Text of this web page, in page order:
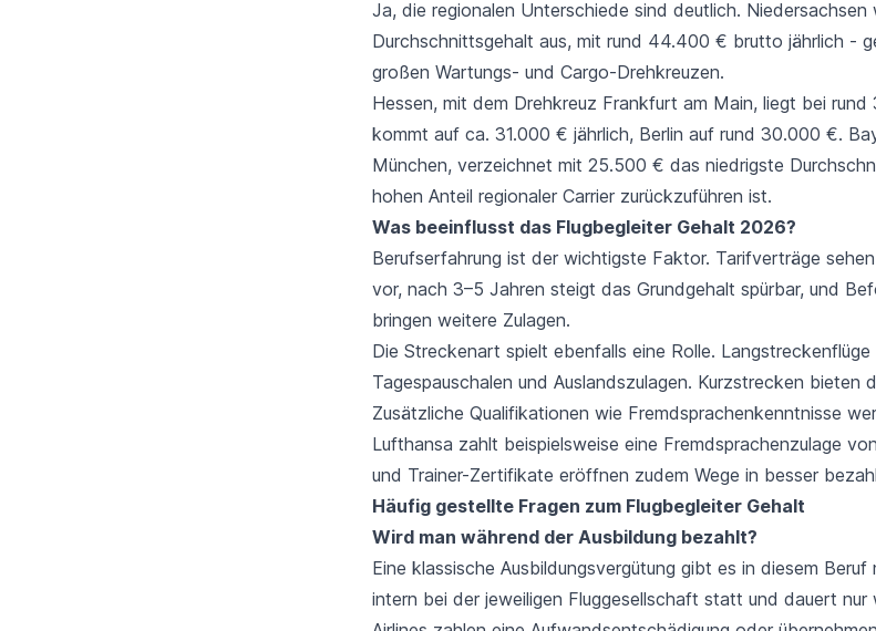
Ja, die regionalen Unterschiede sind deutlich.
Durchschnittsgehalt aus, mit rund 44.400 € brutto jährlich -
großen Wartungs- und Cargo-Drehkreuzen.
Hessen, mit dem Drehkreuz Frankfurt am Main, liegt bei
kommt auf ca. 31.000 € jährlich, Berlin auf rund 30.000 €.
München, verzeichnet mit 25.500 € das niedrigste
hohen Anteil regionaler Carrier zurückzuführen ist.
Was beeinflusst das Flugbegleiter Gehalt 2026?
Berufserfahrung ist der wichtigste Faktor. Tarifverträge
vor, nach 3–5 Jahren steigt das Grundgehalt spürbar, und
bringen weitere Zulagen.
Die Streckenart spielt ebenfalls eine Rolle. Langstreckenflüge
Tagespauschalen und Auslandszulagen. Kurzstrecken bieten
Zusätzliche Qualifikationen wie Fremdsprachenkenntnisse
Lufthansa zahlt beispielsweise eine Fremdsprachenzulage
und Trainer-Zertifikate eröffnen zudem Wege in besser
Häufig gestellte Fragen zum Flugbegleiter Gehalt
Wird man während der Ausbildung bezahlt?
Eine klassische Ausbildungsvergütung gibt es in diesem
intern bei der jeweiligen Fluggesellschaft statt und dauert nur